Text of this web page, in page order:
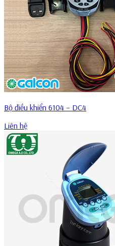
Bộ điều khiển 6104 – DC4
Liên hệ